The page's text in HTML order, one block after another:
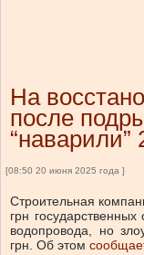
На
после
“наварили”
[08:50 20 июня 2025 года ]
Строительная
грн государственных
водопровода, но
грн. Об этом